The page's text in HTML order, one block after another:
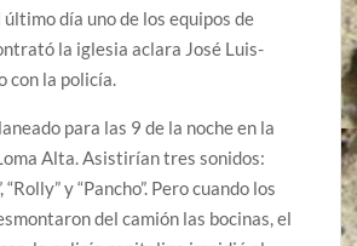
día uno de los equipos de
la iglesia aclara José Luis-
con la policía.
para las 9 de la noche en la
Alta. Asistirían tres sonidos:
“Rolly” y “Pancho”. Pero cuando los
del camión las bocinas, el